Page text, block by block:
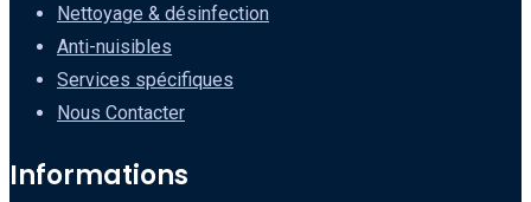
Nettoyage & désinfection
Anti-nuisibles
Services spécifiques
Nous Contacter
Informations